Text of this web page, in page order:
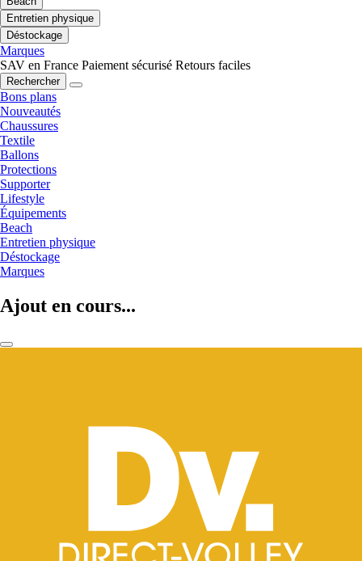
Entretien physique
Déstockage
Marques
SAV en France Paiement sécurisé Retours faciles
Rechercher
Bons plans
Nouveautés
Chaussures
Textile
Ballons
Protections
Supporter
Lifestyle
Équipements
Beach
Entretien physique
Déstockage
Marques
Ajout en cours...